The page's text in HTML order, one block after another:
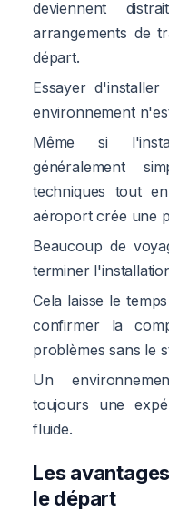
deviennent
arrangements de
départ.
Essayer
environnement
Même si
généralement
techniques tout
aéroport crée une
Beaucoup de
terminer
Cela laisse le
confirmer la
problèmes sans le
Un
toujours une
fluide.
Les
le départ